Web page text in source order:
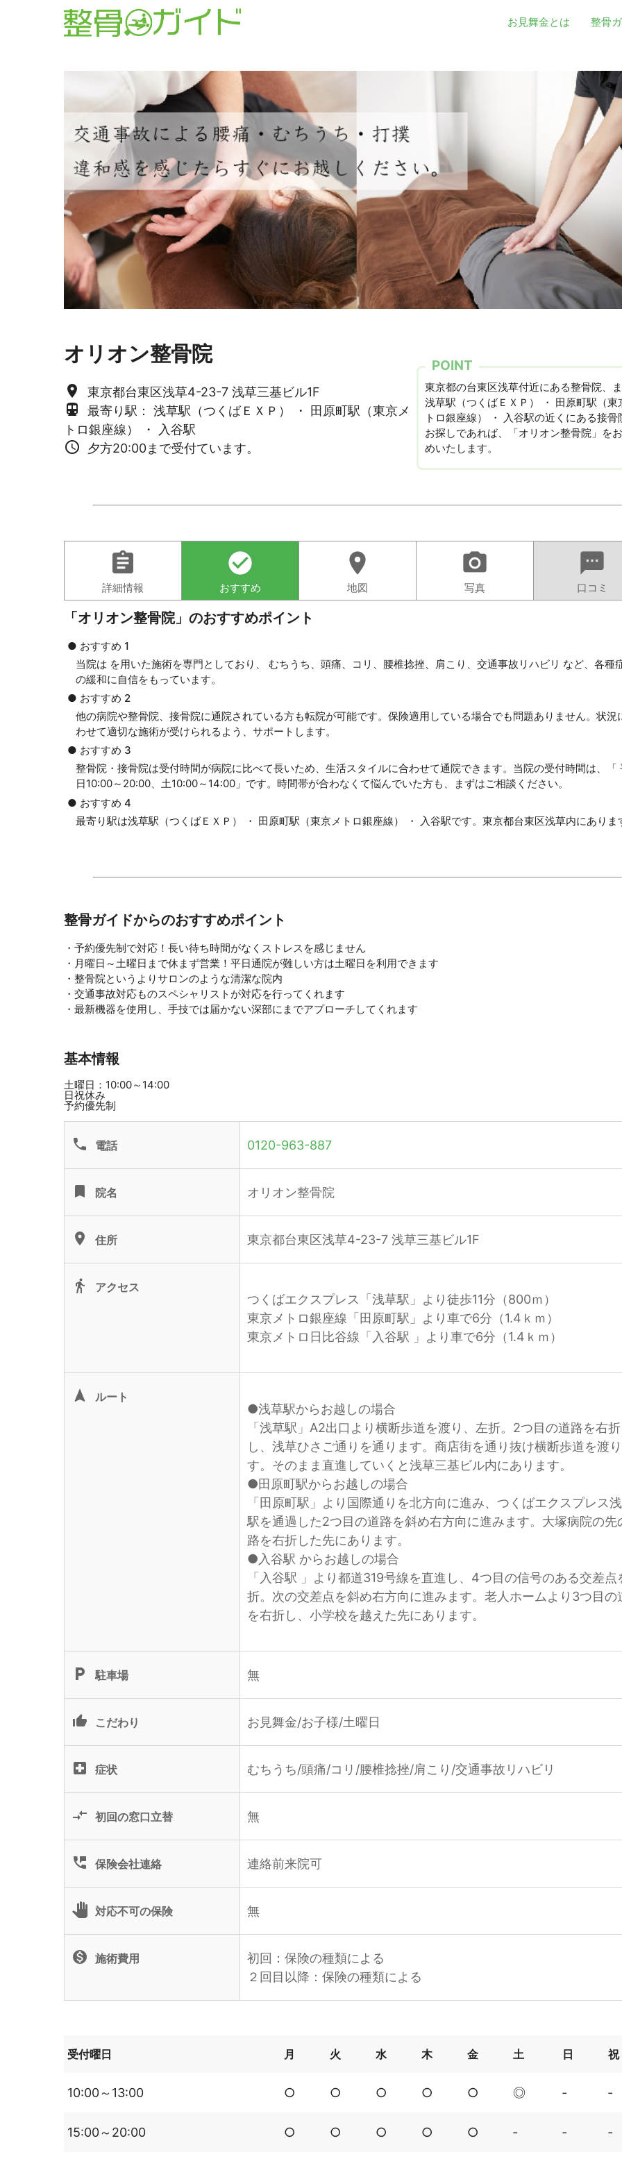
お見舞金とは 整骨
オリオン整骨院
place 東京都台東区浅草4-23-7 浅草三基ビル1F
directions_subway
最寄り駅： 浅草駅（つくばＥＸＰ） ・ 田原町駅（東京メ
トロ銀座線） ・ 入谷駅
access_time 夕方20:00まで受付ています。
POINT
東京都の台東区浅草付近にある整骨院、
浅草駅（つくばＥＸＰ） ・ 田原町駅（東
トロ銀座線） ・ 入谷駅の近くにある接骨
お探しであれば、「オリオン整骨院」を
めいたします。
assignment
詳細情報
check_circle
おすすめ
location_on
地図
camera_alt
写真
sms
口コミ
「オリオン整骨院」のおすすめポイント
● おすすめ 1
当院は を用いた施術を専門としており、 むちうち、頭痛、コリ、腰椎捻挫、肩こり、交通事故リハビリ など、各種
の緩和に自信をもっています。
● おすすめ 2
他の病院や整骨院、接骨院に通院されている方も転院が可能です。保険適用している場合でも問題ありません。状況
わせて適切な施術が受けられるよう、サポートします。
● おすすめ 3
整骨院・接骨院は受付時間が病院に比べて長いため、生活スタイルに合わせて通院できます。当院の受付時間は、「
日10:00～20:00、土10:00～14:00」です。時間帯が合わなくて悩んでいた方も、まずはご相談ください。
● おすすめ 4
最寄り駅は浅草駅（つくばＥＸＰ） ・ 田原町駅（東京メトロ銀座線） ・ 入谷駅です。東京都台東区浅草内にありま
整骨ガイドからのおすすめポイント
・予約優先制で対応！長い待ち時間がなくストレスを感じません
・月曜日～土曜日まで休まず営業！平日通院が難しい方は土曜日を利用できます
・整骨院というよりサロンのような清潔な院内
・交通事故対応ものスペシャリストが対応を行ってくれます
・最新機器を使用し、手技では届かない深部にまでアプローチしてくれます
基本情報
土曜日：10:00～14:00
日祝休み
予約優先制
phone 電話 0120-963-887
turned_in 院名 オリオン整骨院
location_on 住所 東京都台東区浅草4-23-7 浅草三基ビル1F
directions_walk アクセス
つくばエクスプレス「浅草駅」より徒歩11分（800ｍ）
東京メトロ銀座線「田原町駅」より車で6分（1.4ｋｍ）
東京メトロ日比谷線「入谷駅 」より車で6分（1.4ｋｍ）
navigation ルート
●浅草駅からお越しの場合
「浅草駅」A2出口より横断歩道を渡り、左折。2つ目の道路を右折
し、浅草ひさご通りを通ります。商店街を通り抜け横断歩道を渡り
す。そのまま直進していくと浅草三基ビル内にあります。
●田原町駅からお越しの場合
「田原町駅」より国際通りを北方向に進み、つくばエクスプレス
駅を通過した2つ目の道路を斜め右方向に進みます。大塚病院の先
路を右折した先にあります。
●入谷駅 からお越しの場合
「入谷駅 」より都道319号線を直進し、4つ目の信号のある交差点
折。次の交差点を斜め右方向に進みます。老人ホームより3つ目の
を右折し、小学校を越えた先にあります。
local_parking 駐車場 無
thumb_up_alt こだわり お見舞金/お子様/土曜日
local_hospital 症状 むちうち/頭痛/コリ/腰椎捻挫/肩こり/交通事故リハビリ
compare_arrows 初回の窓口立替 無
perm_phone_msg 保険会社連絡 連絡前来院可
pan_tool 対応不可の保険 無
monetization_on 施術費用
初回：保険の種類による
２回目以降：保険の種類による
受付曜日 月 火 水 木 金 土 日 祝
10:00～13:00 ○ ○ ○ ○ ○ ◎ ‐ ‐
15:00～20:00 ○ ○ ○ ○ ○ ‐ ‐ ‐